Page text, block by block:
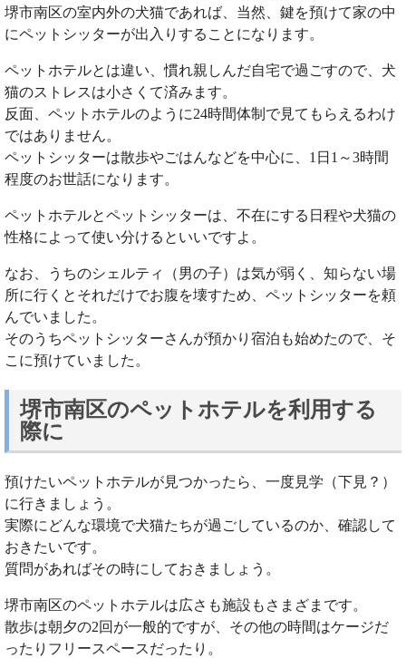
堺市南区の室内外の犬猫であれば、当然、鍵を預けて家の中
にペットシッターが出入りすることになります。
ペットホテルとは違い、慣れ親しんだ自宅で過ごすので、犬
猫のストレスは小さくて済みます。
反面、ペットホテルのように24時間体制で見てもらえるわけ
ではありません。
ペットシッターは散歩やごはんなどを中心に、1日1～3時間
程度のお世話になります。
ペットホテルとペットシッターは、不在にする日程や犬猫の
性格によって使い分けるといいですよ。
なお、うちのシェルティ（男の子）は気が弱く、知らない場
所に行くとそれだけでお腹を壊すため、ペットシッターを頼
んでいました。
そのうちペットシッターさんが預かり宿泊も始めたので、そ
こに預けていました。
堺市南区のペットホテルを利用する
際に
預けたいペットホテルが見つかったら、一度見学（下見？）
に行きましょう。
実際にどんな環境で犬猫たちが過ごしているのか、確認して
おきたいです。
質問があればその時にしておきましょう。
堺市南区のペットホテルは広さも施設もさまざまです。
散歩は朝夕の2回が一般的ですが、その他の時間はケージだ
ったりフリースペースだったり。